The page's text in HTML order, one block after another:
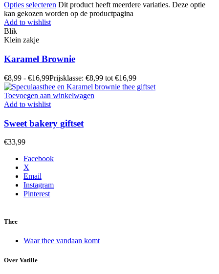
Opties selecteren Dit product heeft meerdere variaties. Deze optie
kan gekozen worden op de productpagina
Add to wishlist
Blik
Klein zakje
Karamel Brownie
€8,99 - €16,99Prijsklasse: €8,99 tot €16,99
Toevoegen aan winkelwagen
Add to wishlist
Sweet bakery giftset
€33,99
Facebook
X
Email
Instagram
Pinterest
Thee
Waar thee vandaan komt
Over Vatille